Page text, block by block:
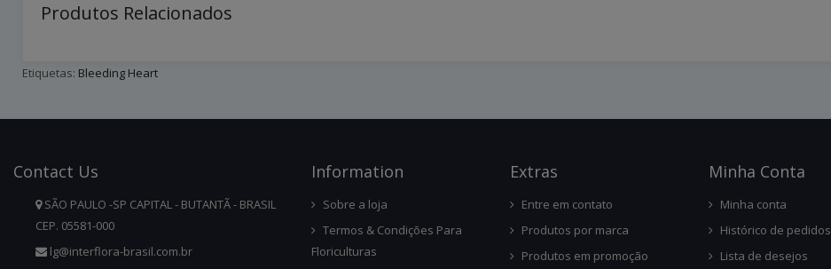
Produtos Relacionados
Etiquetas: Bleeding Heart
Contact Us
SÃO PAULO -SP CAPITAL - BUTANTÃ - BRASIL
CEP. 05581-000
lg@interflora-brasil.com.br
InforMation
Sobre a loja
Termos & Condições Para
Floriculturas
ExtRas
Entre em contato
Produtos por marca
Produtos em promoção
Minha Conta
Minha conta
Histórico de pedidos
Lista de desejos